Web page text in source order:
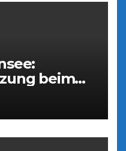
beim